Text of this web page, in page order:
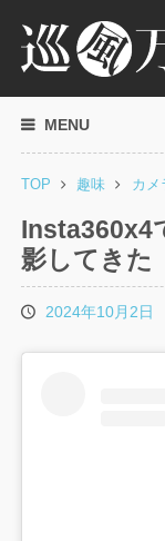
MENU
TOP 趣味 カメ
Insta360x4
影してきた
投2024年10月2日